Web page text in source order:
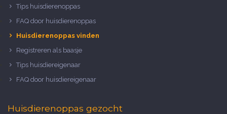
Tips huisdierenoppas
FAQ door huisdierenoppas
Huisdierenoppas vinden
Registreren als baasje
Tips huisdiereigenaar
FAQ door huisdiereigenaar
Huisdierenoppas gezocht